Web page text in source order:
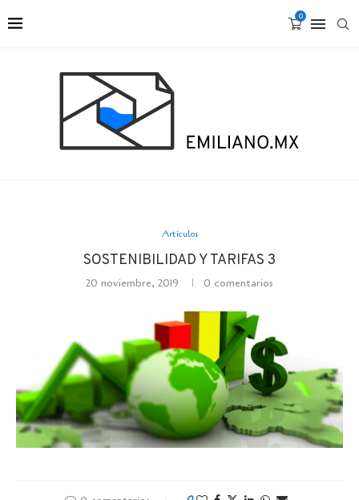
0
Artículos
SOSTENIBILIDAD Y TARIFAS 3
20 noviembre, 2019 0 comentarios